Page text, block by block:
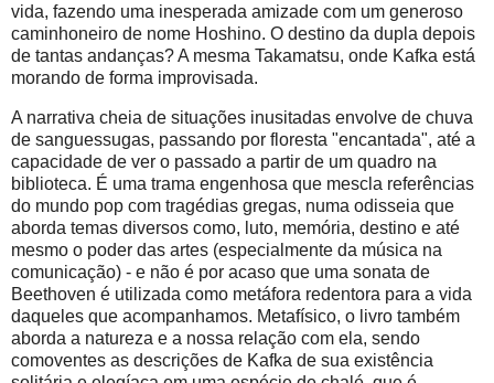
vida, fazendo uma inesperada amizade com um generoso
caminhoneiro de nome Hoshino. O destino da dupla depois
de tantas andanças? A mesma Takamatsu, onde Kafka está
morando de forma improvisada.
A narrativa cheia de situações inusitadas envolve de chuva
de sanguessugas, passando por floresta "encantada", até a
capacidade de ver o passado a partir de um quadro na
biblioteca. É uma trama engenhosa que mescla referências
do mundo pop com tragédias gregas, numa odisseia que
aborda temas diversos como, luto, memória, destino e até
mesmo o poder das artes (especialmente da música na
comunicação) - e não é por acaso que uma sonata de
Beethoven é utilizada como metáfora redentora para a vida
daqueles que acompanhamos. Metafísico, o livro também
aborda a natureza e a nossa relação com ela, sendo
comoventes as descrições de Kafka de sua existência